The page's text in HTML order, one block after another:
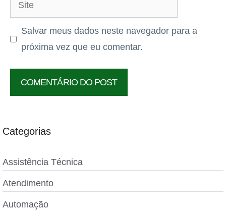
Salvar meus dados neste navegador para a
próxima vez que eu comentar.
Categorias
Assistência Técnica
Atendimento
Automação